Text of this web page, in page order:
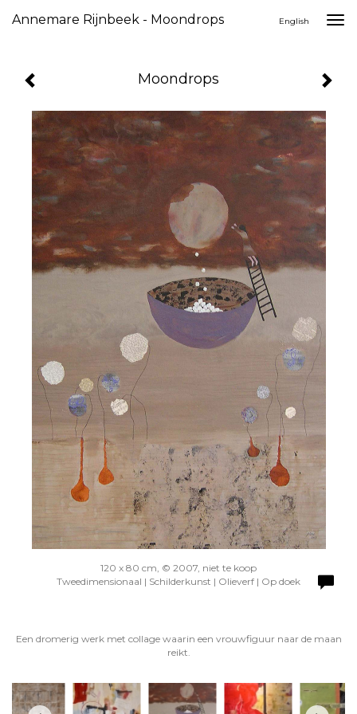
Annemare Rijnbeek - Moondrops English
Moondrops
120 x 80 cm, © 2007, niet te koop
Tweedimensionaal | Schilderkunst | Olieverf | Op doek
Een dromerig werk met collage waarin een vrouwfiguur naar de maan
reikt.